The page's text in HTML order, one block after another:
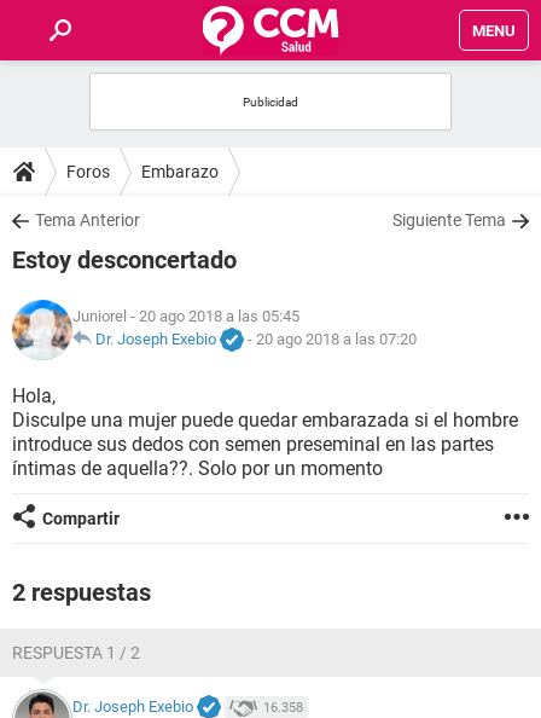
MENU
FOROS
SALUD
FAMILIA
NUTRICIÓN
BIENESTAR
SEXUALIDAD
GLOSARIO
Foros Embarazo
Tema Anterior Siguiente Tema
Estoy desconcertado
Juniorel - 20 ago 2018 a las 05:45
Dr. Joseph Exebio
- 20 ago 2018 a las 07:20
Hola,
Disculpe una mujer puede quedar embarazada si el hombre
introduce sus dedos con semen preseminal en las partes
íntimas de aquella??. Solo por un momento
Compartir
2 respuestas
RESPUESTA 1 / 2
Dr. Joseph Exebio 16.358